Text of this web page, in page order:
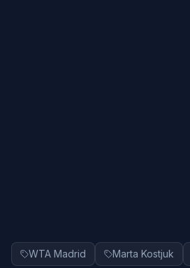
WTA Madrid Marta Kostjuk